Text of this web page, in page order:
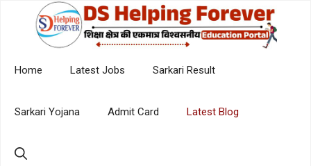
Home Latest Jobs Sarkari Result
Sarkari Yojana Admit Card Latest Blog